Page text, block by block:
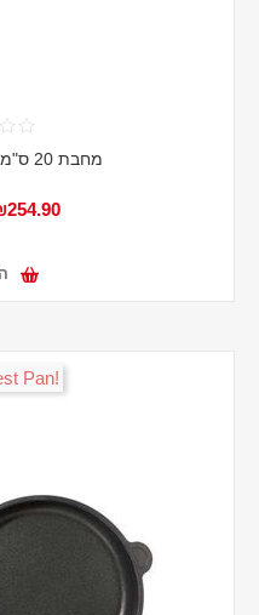
מחבת 20 ס"מ עם ציפוי טיטניום
!World's Best Pan